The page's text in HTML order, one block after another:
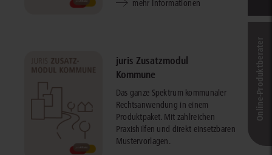
mehr Informationen
juris Zusatzmodul
Kommune
Das ganze Spektrum kommunaler
Rechtsanwendung in einem
Produktpaket. Mit zahlreichen
Praxishilfen und direkt einsetzbaren
Mustervorlagen.
Online-Produkt­berater